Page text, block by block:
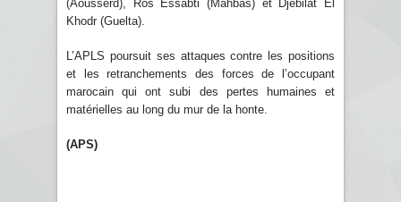
(Aousserd), Ros Essabti (Mahbas) et Djebilat El
Khodr (Guelta).
L’APLS poursuit ses attaques contre les positions
et les retranchements des forces de l’occupant
marocain qui ont subi des pertes humaines et
matérielles au long du mur de la honte.
(APS)